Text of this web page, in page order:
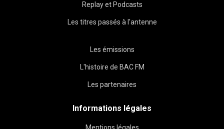
Replay et Podcasts
Les titres passés à l'antenne
Les émissions
L'histoire de BAC FM
Les partenaires
Informations légales